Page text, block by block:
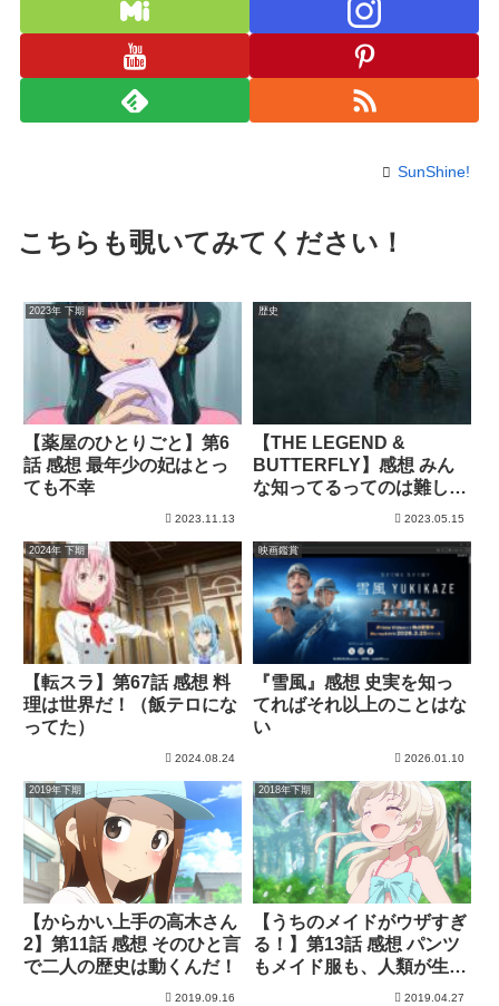
SunShine!
こちらも覗いてみてください！
2023年 下期
【薬屋のひとりごと】第6
話 感想 最年少の妃はとっ
ても不幸
2023.11.13
歴史
【THE LEGEND &
BUTTERFLY】感想 みん
な知ってるってのは難しそ
2023.05.15
2024年 下期
【転スラ】第67話 感想 料
理は世界だ！（飯テロにな
ってた）
2024.08.24
映画鑑賞
『雪風』感想 史実を知っ
てればそれ以上のことはな
い
2026.01.10
2019年下期
【からかい上手の高木さん
2】第11話 感想 そのひと言
で二人の歴史は動くんだ！
2019.09.16
2018年下期
【うちのメイドがウザすぎ
る！】第13話 感想 パンツ
もメイド服も、人類が生み
2019.04.27